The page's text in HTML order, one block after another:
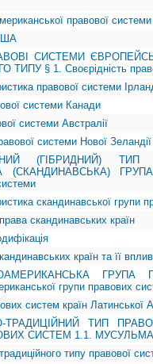
правової системи
СИСТЕМИ
§ 1. Своєрідність
правової системи
системи Канади
системи Австралії
системи Нової Зеландії
(ГІБРИДНИЙ) ТИП
(СКАНДИНАВСЬКА)
скандинавської групи
скандинавських країн
країн та її
ГРУПА
групи правових
систем країн Латинської
ТРАДИЦІЙНИЙ ТИП
СИСТЕМ 1.1.
типу правової